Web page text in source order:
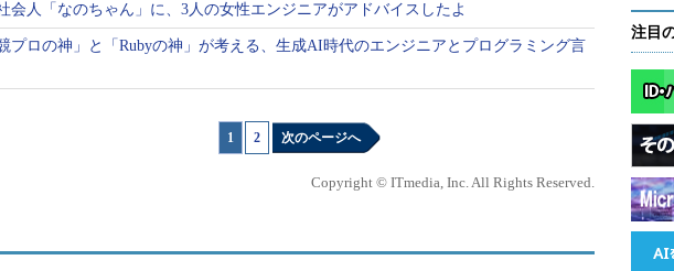
会人「なのちゃん」に、3人の女性エンジニアがアドバイスしたよ
競プロの神」と「Rubyの神」が考える、生成AI時代のエンジニアとプログラミング言
1 2 次のページへ
Copyright © ITmedia, Inc. All Rights Reserved.
注目